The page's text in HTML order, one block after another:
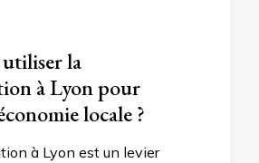
la
à Lyon pour
locale ?
à Lyon est un levier